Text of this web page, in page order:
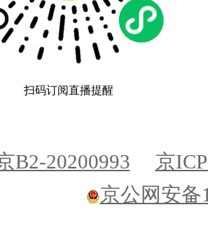
扫码订阅直播提醒
B2-20200993
京
京公网安备